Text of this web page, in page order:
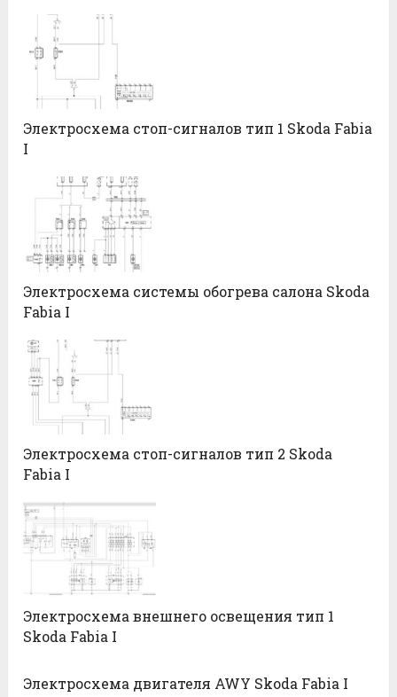
Электросхема стоп-сигналов тип 1 Skoda Fabia
I
Электросхема системы обогрева салона Skoda
Fabia I
Электросхема стоп-сигналов тип 2 Skoda
Fabia I
Электросхема внешнего освещения тип 1
Skoda Fabia I
Электросхема двигателя AWY Skoda Fabia I